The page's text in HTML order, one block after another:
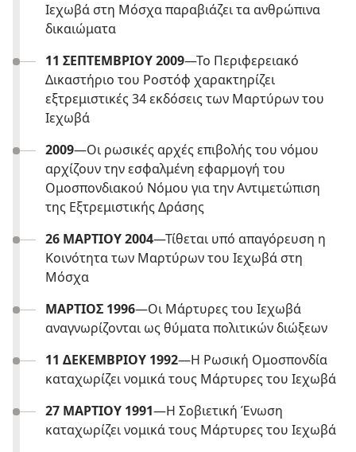
Ιεχωβά στη Μόσχα παραβιάζει τα ανθρώπινα
δικαιώματα
11 ΣΕΠΤΕΜΒΡΙΟΥ 2009—Το Περιφερειακό
Δικαστήριο του Ροστόφ χαρακτηρίζει
εξτρεμιστικές 34 εκδόσεις των Μαρτύρων του
Ιεχωβά
2009—Οι ρωσικές αρχές επιβολής του νόμου
αρχίζουν την εσφαλμένη εφαρμογή του
Ομοσπονδιακού Νόμου για την Αντιμετώπιση
της Εξτρεμιστικής Δράσης
26 ΜΑΡΤΙΟΥ 2004—Τίθεται υπό απαγόρευση η
Κοινότητα των Μαρτύρων του Ιεχωβά στη
Μόσχα
ΜΑΡΤΙΟΣ 1996—Οι Μάρτυρες του Ιεχωβά
αναγνωρίζονται ως θύματα πολιτικών διώξεων
11 ΔΕΚΕΜΒΡΙΟΥ 1992—Η Ρωσική Ομοσπονδία
καταχωρίζει νομικά τους Μάρτυρες του Ιεχωβά
27 ΜΑΡΤΙΟΥ 1991—Η Σοβιετική Ένωση
καταχωρίζει νομικά τους Μάρτυρες του Ιεχωβά